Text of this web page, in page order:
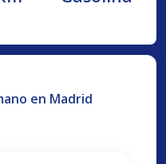
en Madrid